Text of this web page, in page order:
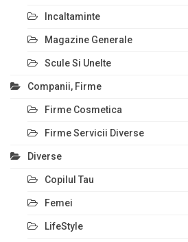
Incaltaminte
Magazine Generale
Scule Si Unelte
Companii, Firme
Firme Cosmetica
Firme Servicii Diverse
Diverse
Copilul Tau
Femei
LifeStyle